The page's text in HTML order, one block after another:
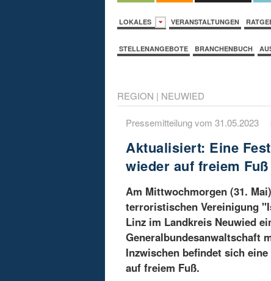
LOKALES VERANSTALTUNGEN
STELLENANGEBOTE BRANCHENBUCH
REGION | NEUWIED
Pressemitteilung vom 31.05.2023
Aktualisiert: Eine
wieder auf freiem Fuß
Am Mittwochmorgen (31.
terroristischen Vereinigung
Linz im Landkreis Neuwied
Generalbundesanwaltschaft
Inzwischen befindet sich
auf freiem Fuß.